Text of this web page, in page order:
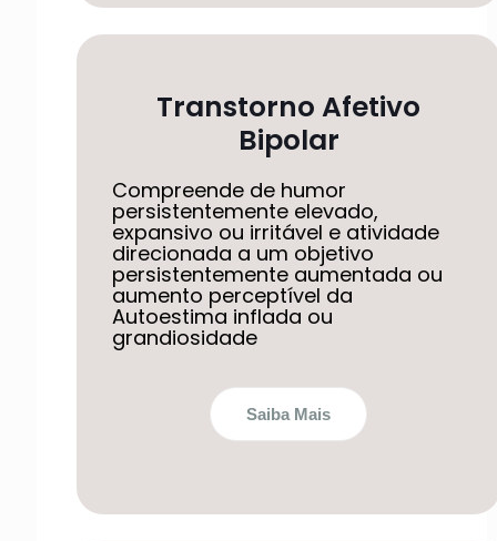
Transtorno Afetivo
Bipolar
Compreende de humor
persistentemente elevado,
expansivo ou irritável e atividade
direcionada a um objetivo
persistentemente aumentada ou
aumento perceptível da
Autoestima inflada ou
grandiosidade
Saiba Mais